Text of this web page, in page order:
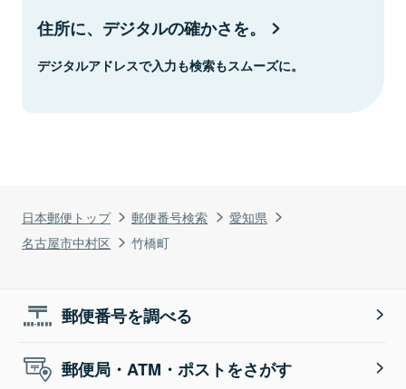
日本郵便トップ 郵便番号検索
愛知県
名古屋市中村区
竹橋町
住所に、デジタルの確かさを。
デジタルアドレスで入力も検索もスムーズに。
郵便番号を調べる
郵便局・ATM・ポストをさがす